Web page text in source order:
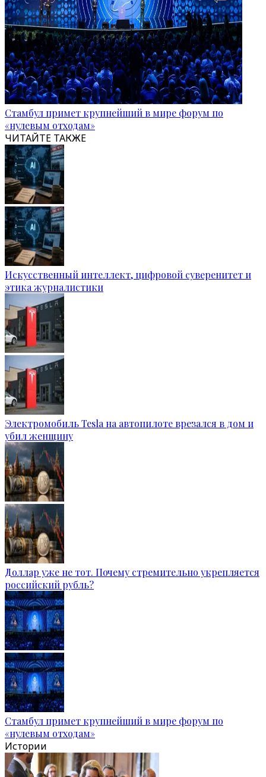
Стамбул примет крупнейший в мире форум по
«нулевым отходам»
ЧИТАЙТЕ ТАКЖЕ
Искусственный интеллект, цифровой суверенитет и
этика журналистики
Электромобиль Tesla на автопилоте врезался в дом и
убил женщину
Доллар уже не тот. Почему стремительно укрепляется
российский рубль?
Стамбул примет крупнейший в мире форум по
«нулевым отходам»
Истории